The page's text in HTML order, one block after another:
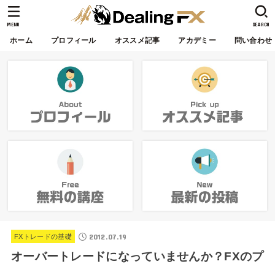
ホーム プロフィール オススメ記事 アカデミー 問い合わせ
SEARCH
MENU
FXトレードの基礎 2012.07.19
オーバートレードになっていませんか？FXのプ